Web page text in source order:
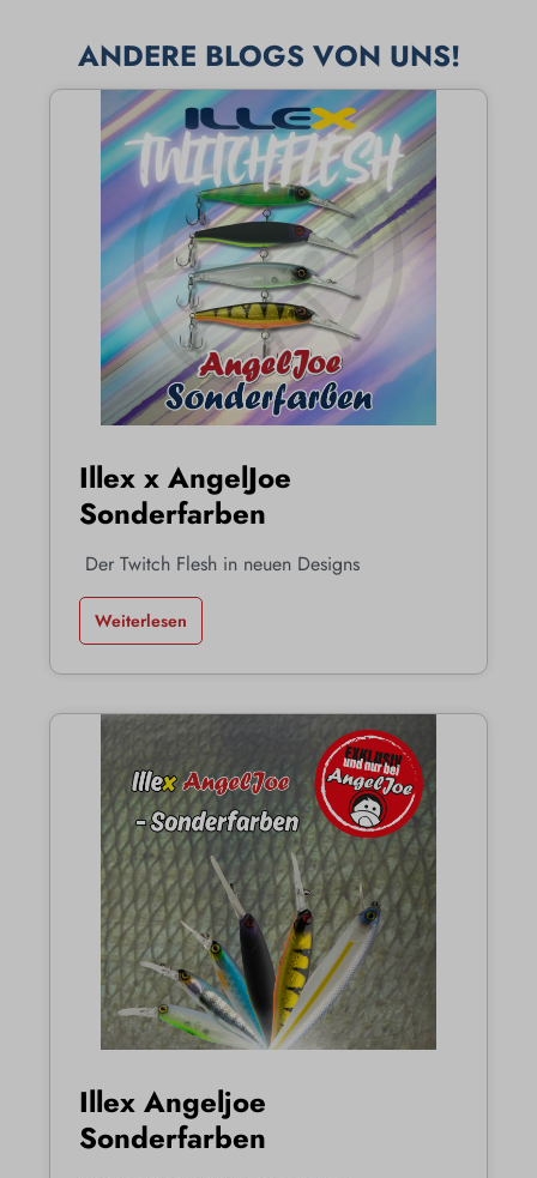
ANDERE BLOGS VON UNS!
Illex x AngelJoe
Sonderfarben
Der Twitch Flesh in neuen Designs
Weiterlesen
Illex Angeljoe
Sonderfarben